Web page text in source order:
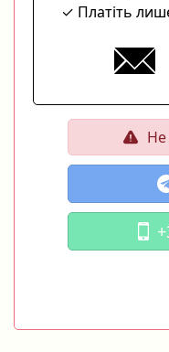
Платіть
Не